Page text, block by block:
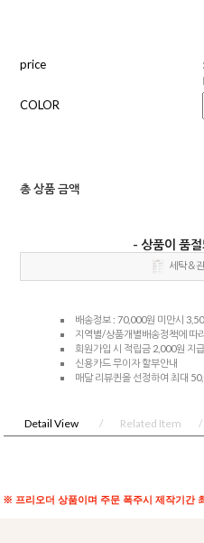
price
COLOR
총 상품 금액
- 상품이 품
세탁＆
배송정보 : 70,000원 미만시
지역별/상품개별배송정책에 따
회원가입 시 적립금 2,000원 지급
신용카드 무이자 할부안내
매달 리뷰퀸을 선정하여 최대
Detail View Related Item
※ 프리오더 상품이며 주문 폭주시 제작기간